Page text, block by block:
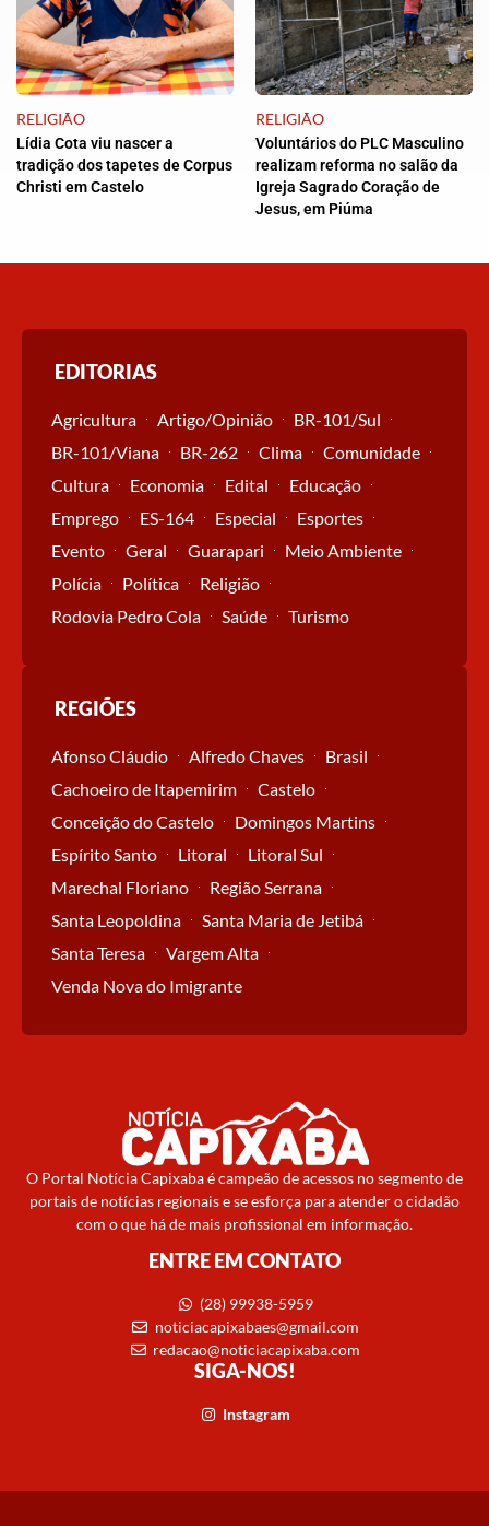
RELIGIÃO
Lídia Cota viu nascer a
tradição dos tapetes de Corpus
Christi em Castelo
RELIGIÃO
Voluntários do PLC Masculino
realizam reforma no salão da
Igreja Sagrado Coração de
Jesus, em Piúma
EDITORIAS
Agricultura Artigo/Opinião
BR-101/Sul
BR-101/Viana
BR-262 Clima
Comunidade
Cultura
Economia Edital
Educação
Emprego
ES-164 Especial
Esportes
Evento
Geral Guarapari
Meio Ambiente
Polícia
Política
Religião
Rodovia Pedro Cola
Saúde Turismo
REGIÕES
Afonso Cláudio Alfredo Chaves
Brasil
Cachoeiro de Itapemirim
Castelo
Conceição do Castelo
Domingos Martins
Espírito Santo
Litoral
Litoral Sul
Marechal Floriano
Região Serrana
Santa Leopoldina
Santa Maria de Jetibá
Santa Teresa
Vargem Alta
Venda Nova do Imigrante
O Portal Notícia Capixaba é campeão de acessos no segmento de
portais de notícias regionais e se esforça para atender o cidadão
com o que há de mais profissional em informação.
ENTRE EM CONTATO
(28) 99938-5959
noticiacapixabaes@gmail.com
redacao@noticiacapixaba.com
SIGA-NOS!
Instagram